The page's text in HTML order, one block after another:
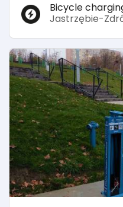
Bicycle
Jastrzębie-